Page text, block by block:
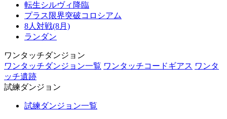
転生シルヴィ降臨
プラス限界突破コロシアム
8人対戦(8月)
ランダン
ワンタッチダンジョン
ワンタッチダンジョン一覧 ワンタッチコードギアス ワンタ
ッチ遺跡
試練ダンジョン
試練ダンジョン一覧